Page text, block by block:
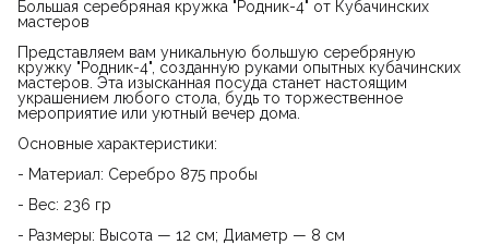
Большая серебряная кружка "Родник-4" от Кубачинских
мастеров
Представляем вам уникальную большую серебряную
кружку "Родник-4", созданную руками опытных кубачинских
мастеров. Эта изысканная посуда станет настоящим
украшением любого стола, будь то торжественное
мероприятие или уютный вечер дома.
Основные характеристики:
- Материал: Серебро 875 пробы
- Вес: 236 гр
- Размеры: Высота — 12 см; Диаметр — 8 см